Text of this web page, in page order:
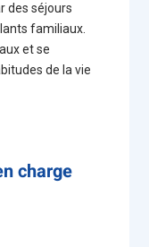
des séjours
familiaux.
et se
de la vie
charge